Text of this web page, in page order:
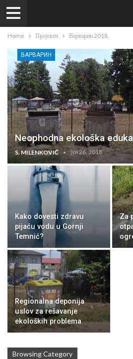
Home Пројекти Варварин 2018.
ВАРВАРИН
Neophodna ekološka
S. MILENKOVIĆ јун 26, 2018
Kako dovesti zdravu
pijaću vodu u Gornji
Temnić?
Za
Regionalna deponija
uslov za rešavanje
ekoloških problema
Browsing Category